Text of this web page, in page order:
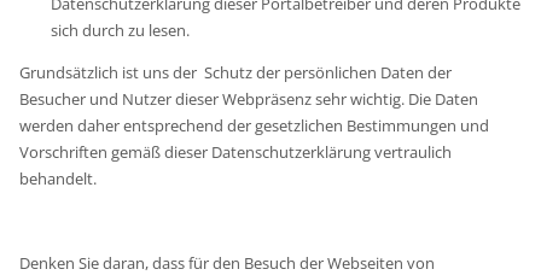
sich durch zu lesen.
Grundsätzlich ist uns der Schutz der persönlichen Daten der
Besucher und Nutzer dieser Webpräsenz sehr wichtig. Die Daten
werden daher entsprechend der gesetzlichen Bestimmungen und
Vorschriften gemäß dieser Datenschutzerklärung vertraulich
behandelt.
Denken Sie daran, dass für den Besuch der Webseiten von